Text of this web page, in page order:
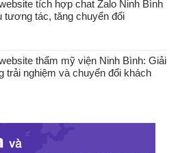
tích hợp chat Zalo Ninh Bình
tác, tăng chuyển đổi
thẩm mỹ viện Ninh Bình: Giải
trải nghiệm và chuyển đổi khách